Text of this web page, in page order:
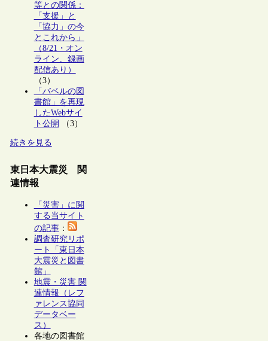
等との関係：
「支援」と
「協力」の今
とこれから」
（8/21・オン
ライン、録画
配信あり）
（3）
「バベルの図
書館」を再現
したWebサイ
ト公開
（3）
続きを見る
東日本大震災 関
連情報
「災害」に関
する当サイト
の記事：
調査研究リポ
ート「東日本
大震災と図書
館」
地震・災害 関
連情報（レフ
ァレンス協同
データベー
ス）
各地の図書館